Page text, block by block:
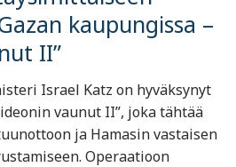
kaupungissa –
II”
Israel Katz on hyväksynyt
vaunut II”, joka tähtää
ja Hamasin vastaisen
Operaatioon